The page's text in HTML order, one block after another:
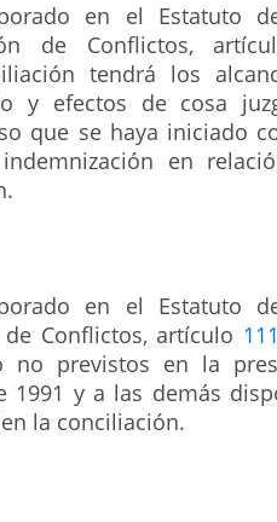
en el Estatuto
de Conflictos,
tendrá los
y efectos de cosa
que se haya iniciado
en
en el Estatuto
Conflictos, artículo
no previstos en la
1991 y a las demás
la conciliación.